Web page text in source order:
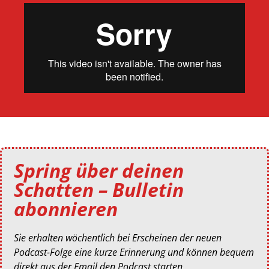
Spring über deinen
Schatten – Bulletin
abonnieren
Sie erhalten wöchentlich bei Erscheinen der neuen
Podcast-Folge eine kurze Erinnerung und können bequem